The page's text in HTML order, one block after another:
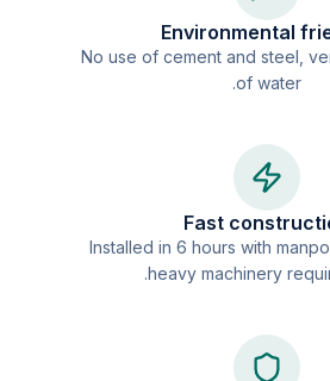
Environmental
No use of cement and steel,
of water.
Fast
Installed in 6 hours with
heavy machinery